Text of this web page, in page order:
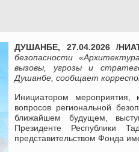
ДУШАНБЕ, 27.04.2026 /
безопасности
вызовы, угрозы и
Душанбе, сообщает
Инициатором мероприятия,
вопросов региональной
ближайшем будущем,
Президенте Республики
представительством Фонда